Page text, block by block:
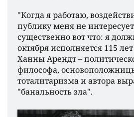
"Когда я работаю,
публику меня не
существенно вот что: я
октября исполняется 115
Ханны Арендт –
философа,
тоталитаризма и автора
"банальность зла".